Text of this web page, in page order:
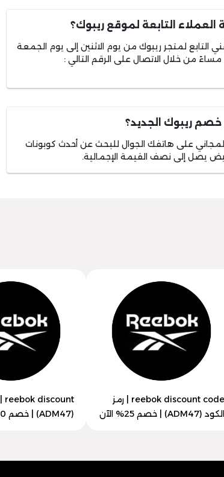
التابعة لموقع ريبوك؟
التابع لمتجر ريبوك من يوم الاثنين إلى يوم الجمعة
من خلال الاتصال على الرقم التالي :
ريبوك الجديد؟
على هاتفك الجوال للبحث عن أحدث كوبونات
يصل إلى نصف القيمة الإجمالية.
reebok discount code | رمز
الكود (ADM47) | خصم 25% الآن
(ADM47) | خصم 100 ريال